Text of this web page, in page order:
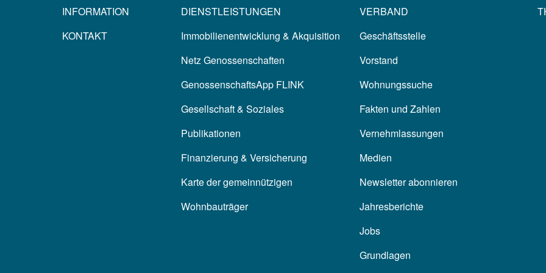
INFORMATION
KONTAKT
DIENSTLEISTUNGEN
Immobilienentwicklung & Akquisition
Netz Genossenschaften
GenossenschaftsApp FLINK
Gesellschaft & Soziales
Publikationen
Finanzierung & Versicherung
Karte der gemeinnützigen
Wohnbauträger
VERBAND
Geschäftsstelle
Vorstand
Wohnungssuche
Fakten und Zahlen
Vernehmlassungen
Medien
Newsletter abonnieren
Jahresberichte
Jobs
Grundlagen